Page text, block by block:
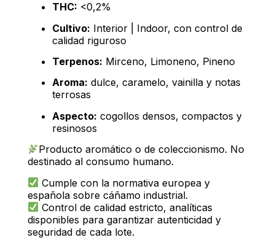
THC: <0,2%
Cultivo: Interior | Indoor, con control de
calidad riguroso
Terpenos: Mirceno, Limoneno, Pineno
Aroma: dulce, caramelo, vainilla y notas
terrosas
Aspecto: cogollos densos, compactos y
resinosos
Producto aromático o de coleccionismo. No
destinado al consumo humano.
Cumple con la normativa europea y
española sobre cáñamo industrial.
Control de calidad estricto, analíticas
disponibles para garantizar autenticidad y
seguridad de cada lote.